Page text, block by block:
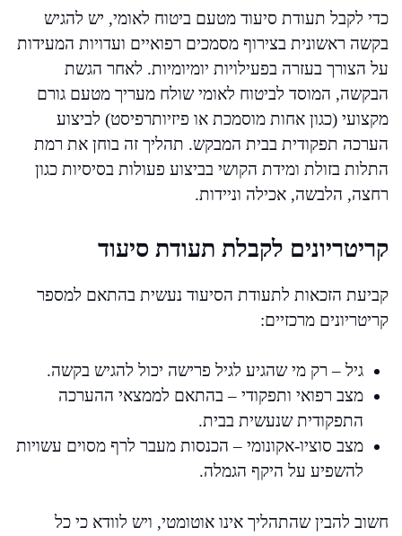
כדי לקבל תעודת סיעוד מטעם ביטוח לאומי, יש להגיש
בקשה ראשונית בצירוף מסמכים רפואיים ועדויות המעידות
על הצורך בעזרה בפעילויות יומיומיות. לאחר הגשת
הבקשה, המוסד לביטוח לאומי שולח מעריך מטעם גורם
מקצועי (כגון אחות מוסמכת או פיזיותרפיסט) לביצוע
הערכה תפקודית בבית המבקש. תהליך זה בוחן את רמת
התלות בזולת ומידת הקושי בביצוע פעולות בסיסיות כגון
רחצה, הלבשה, אכילה וניידות.
קריטריונים לקבלת תעודת סיעוד
קביעת הזכאות לתעודת הסיעוד נעשית בהתאם למספר
קריטריונים מרכזיים:
גיל – רק מי שהגיע לגיל פרישה יכול להגיש בקשה.
מצב רפואי ותפקודי – בהתאם לממצאי ההערכה
התפקודית שנעשית בבית.
מצב סוציו-אקונומי – הכנסות מעבר לרף מסוים עשויות
להשפיע על היקף הגמלה.
חשוב להבין שהתהליך אינו אוטומטי, ויש לוודא כי כל